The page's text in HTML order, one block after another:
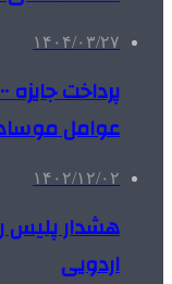
۱۴۰۴/۰۳/۲۷
عوامل
۱۴۰۲/۱۲/۰۲
هشدار پلیس
اردویی